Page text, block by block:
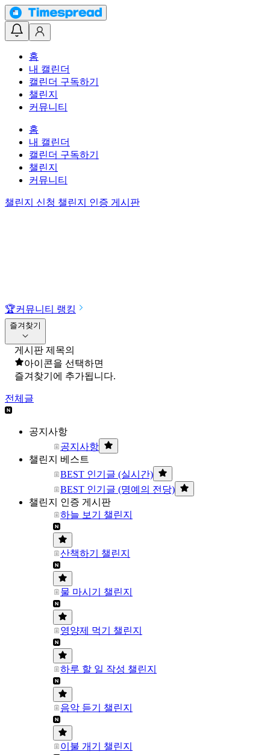
홈
내 캘린더
캘린더 구독하기
챌린지
커뮤니티
홈
내 캘린더
캘린더 구독하기
챌린지
커뮤니티
챌린지 신청 챌린지 인증 게시판
🏆커뮤니티 랭킹
즐겨찾기
게시판 제목의
아이콘을 선택하면
즐겨찾기에 추가됩니다.
전체글
공지사항
공지사항
챌린지 베스트
BEST 인기글 (실시간)
BEST 인기글 (명예의 전당)
챌린지 인증 게시판
하늘 보기 챌린지
산책하기 챌린지
물 마시기 챌린지
영양제 먹기 챌린지
하루 할 일 작성 챌린지
음악 듣기 챌린지
이불 개기 챌린지